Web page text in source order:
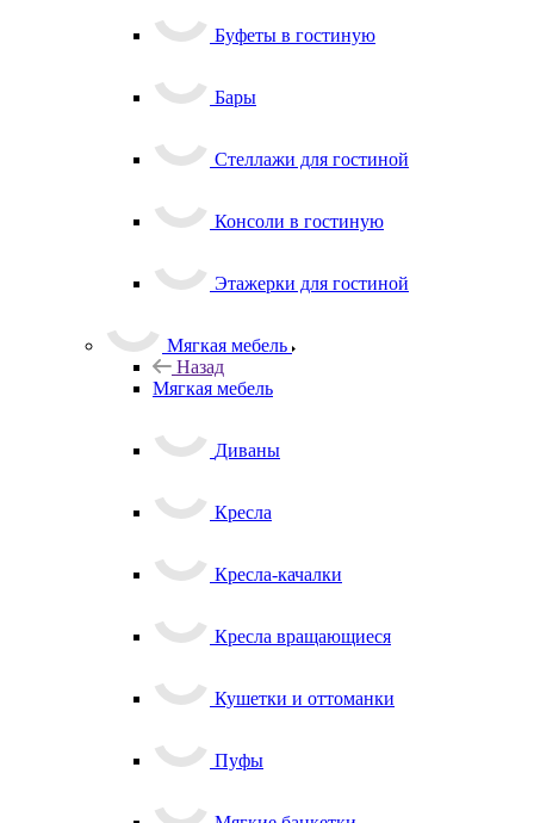
Буфеты в гостиную
Бары
Стеллажи для гостиной
Консоли в гостиную
Этажерки для гостиной
Мягкая мебель
Назад
Мягкая мебель
Диваны
Кресла
Кресла-качалки
Кресла вращающиеся
Кушетки и оттоманки
Пуфы